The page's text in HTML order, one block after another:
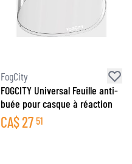
FogCity
FOGCITY Universal Feuille anti-
buée pour casque à réaction
CA$27 51